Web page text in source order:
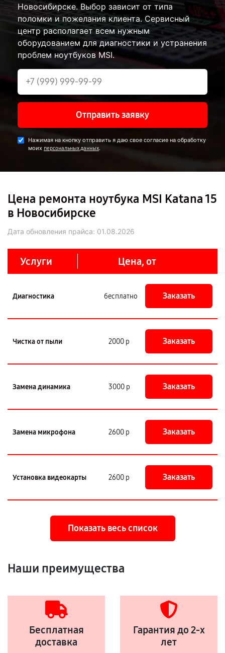
Новосибирске. Выбор зависит от типа
поломки и пожелания клиента. Сервисный
центр располагает всем нужным
оборудованием для диагностики и устранения
проблем ноутбуков MSI.
Отправить заявку
Нажимая на кнопку отправить я даю свое согласие на обработку
моих персональных данных.
Цена ремонта ноутбука MSI Katana 15
в Новосибирске
Дата обновления прайса: 01.08.2026
Услуги Цена, от
Диагностика бесплатно Заказать
Чистка от пыли 2000 р Заказать
Замена динамика 3000 р Заказать
Замена микрофона 2600 р Заказать
Установка видеокарты 2600 р Заказать
Показать весь список
Наши преимущества
Бесплатная
доставка
Гарантия до 2-х
лет